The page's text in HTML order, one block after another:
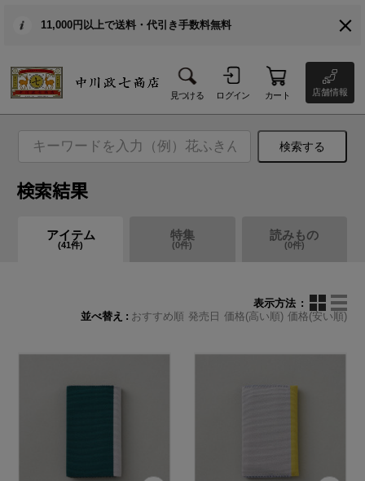
11,000円以上で送料・代引き手数料無料
見つける ログイン カート 店舗情報
検索する
検索結果
アイテム
(41件)
特集
(0件)
読みもの
(0件)
表示方法
並べ替え
おすすめ順 発売日 価格(高い順) 価格(安い順)